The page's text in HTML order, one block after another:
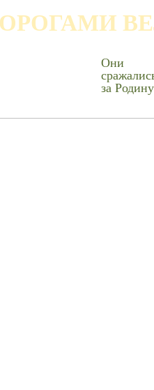
Они
за Родину